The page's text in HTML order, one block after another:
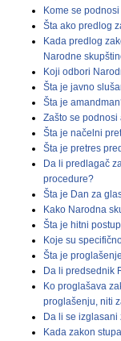
Kome se
Šta ako predlog
Kada predlog
Narodne
Koji odbori
Šta je javno
Šta je
Zašto se
Šta je načelni
Šta je pretres
Da li predlagač
procedure?
Šta je Dan za
Kako Narodna
Šta je hitni
Koje su
Šta je
Da li predsednik
Ko proglašava
proglašenju, niti
Da li se
Kada zakon